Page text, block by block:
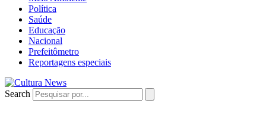
Política
Saúde
Educação
Nacional
Prefeitômetro
Reportagens especiais
Search